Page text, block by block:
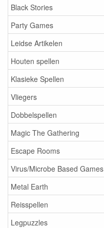
Black Stories
Party Games
Leidse Artikelen
Houten spellen
Klasieke Spellen
Vliegers
Dobbelspellen
Magic The Gathering
Escape Rooms
Virus/Microbe Based Games
Metal Earth
Reisspellen
Legpuzzles